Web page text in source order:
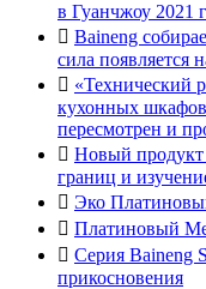
в Гуанчжоу 2021
 Baineng
сила появляется
 «Технический
кухонных
пересмотрен и
 Новый продукт
границ и
 Эко
 Платиновый
 Серия Baineng
прикосновения